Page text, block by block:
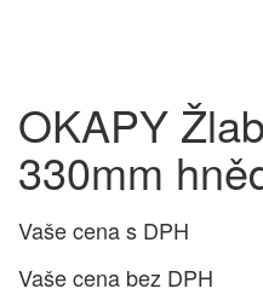
OKAPY
330mm
Vaše cena s DPH
Vaše cena bez DPH